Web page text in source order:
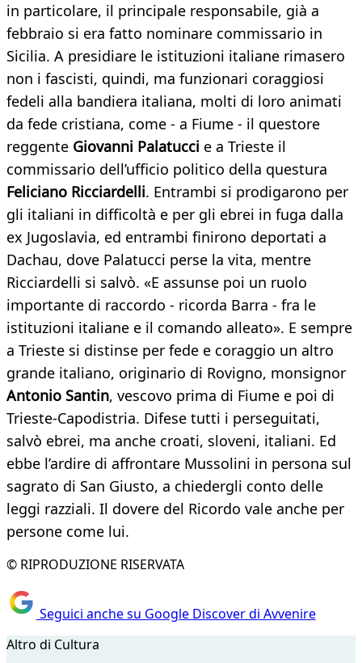
in particolare, il principale responsabile, già a
febbraio si era fatto nominare commissario in
Sicilia. A presidiare le istituzioni italiane rimasero
non i fascisti, quindi, ma funzionari coraggiosi
fedeli alla bandiera italiana, molti di loro animati
da fede cristiana, come - a Fiume - il questore
reggente Giovanni Palatucci e a Trieste il
commissario dell’ufficio politico della questura
Feliciano Ricciardelli. Entrambi si prodigarono per
gli italiani in difficoltà e per gli ebrei in fuga dalla
ex Jugoslavia, ed entrambi finirono deportati a
Dachau, dove Palatucci perse la vita, mentre
Ricciardelli si salvò. «E assunse poi un ruolo
importante di raccordo - ricorda Barra - fra le
istituzioni italiane e il comando alleato». E sempre
a Trieste si distinse per fede e coraggio un altro
grande italiano, originario di Rovigno, monsignor
Antonio Santin, vescovo prima di Fiume e poi di
Trieste-Capodistria. Difese tutti i perseguitati,
salvò ebrei, ma anche croati, sloveni, italiani. Ed
ebbe l’ardire di affrontare Mussolini in persona sul
sagrato di San Giusto, a chiedergli conto delle
leggi razziali. Il dovere del Ricordo vale anche per
persone come lui.
© RIPRODUZIONE RISERVATA
Seguici anche su Google Discover di Avvenire
Altro di Cultura